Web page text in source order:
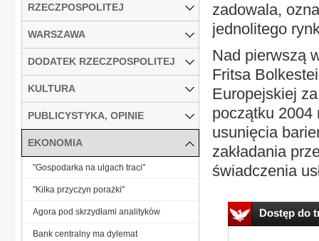
zadowala,
jednolitego
Nad pierwszą
Fritsa
Europejskiej
początku 2004
usunięcia
zakładania
świadczenia
Dostęp do
RZECZPOSPOLITEJ
WARSZAWA
DODATEK RZECZPOSPOLITEJ
KULTURA
PUBLICYSTYKA, OPINIE
EKONOMIA
"Gospodarka na ulgach traci"
"Kilka przyczyn porażki"
Agora pod skrzydłami analityków
Bank centralny ma dylemat